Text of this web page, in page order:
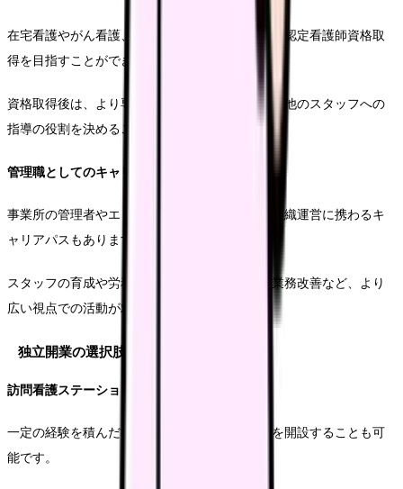
在宅看護やがん看護、褥瘡管理など、専門分野の認定看護師資格取
得を目指すことができます。
資格取得後は、より専門的な医療ケアの提供や、他のスタッフへの
指導の役割を決めることができます。
管理職としてのキャリア
事業所の管理者やエリアマネージャーとして、組織運営に携わるキ
ャリアパスもあります。
スタッフの育成や労務管理、経営的な視点での業務改善など、より
広い視点での活動が求められます。
独立開業の選択肢
訪問看護ステーション設立
一定の経験を積んだ後、自らで訪問診療看護師を開設することも可
能です。